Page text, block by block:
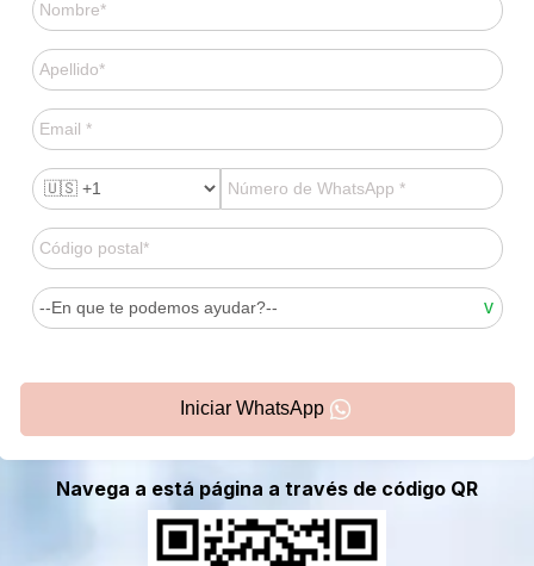
Iniciar WhatsApp
Navega a está página a través de código QR